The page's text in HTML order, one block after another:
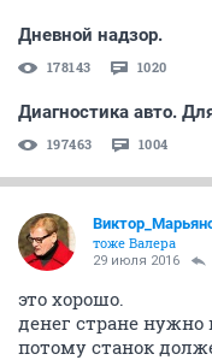
Дневной надзор.
178143 1020
Диагностика авто.
197463 1004
тоже Валера
29 июля 2016
это хорошо.
денег стране нужно
потому станок